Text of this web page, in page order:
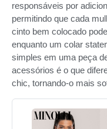
responsáveis por
permitindo que cada
cinto bem colocado
enquanto um colar
simples em uma peça
acessórios é o que
chic, tornando-o mais